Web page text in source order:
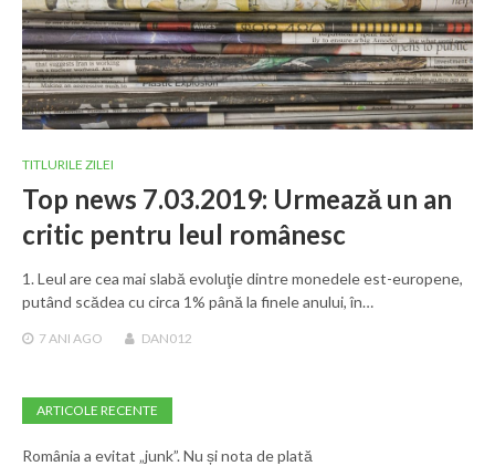
TITLURILE ZILEI
Top news 7.03.2019: Urmează un an
critic pentru leul românesc
1. Leul are cea mai slabă evoluţie dintre monedele est-europene,
putând scădea cu circa 1% până la finele anului, în…
7 ANI AGO DAN012
ARTICOLE RECENTE
România a evitat „junk”. Nu și nota de plată